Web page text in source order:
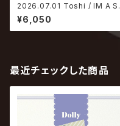
2026.07.01 Toshi / IM A SI
NGER VOL. 4【初回限定盤】
¥6,050
最近チェックした商品